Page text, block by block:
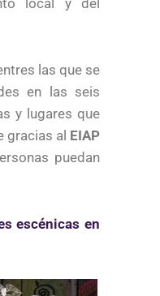
local y del
las que se
en las seis
y lugares que
gracias al EIAP
puedan
escénicas en